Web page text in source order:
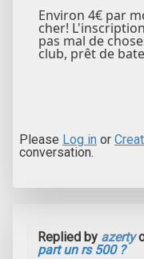
Environ 4€ par
cher!
pas mal de
club, prêt de
Please Log in or
conversation.
Replied by azerty
part un rs 500 ?